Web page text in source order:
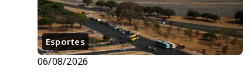
Esportes
06/08/2026